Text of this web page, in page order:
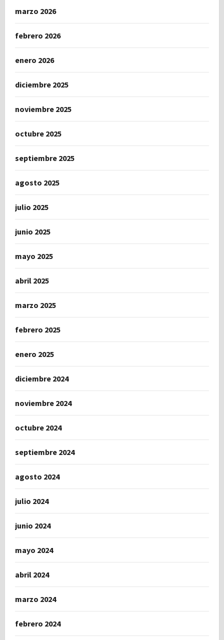
marzo 2026
febrero 2026
enero 2026
diciembre 2025
noviembre 2025
octubre 2025
septiembre 2025
agosto 2025
julio 2025
junio 2025
mayo 2025
abril 2025
marzo 2025
febrero 2025
enero 2025
diciembre 2024
noviembre 2024
octubre 2024
septiembre 2024
agosto 2024
julio 2024
junio 2024
mayo 2024
abril 2024
marzo 2024
febrero 2024